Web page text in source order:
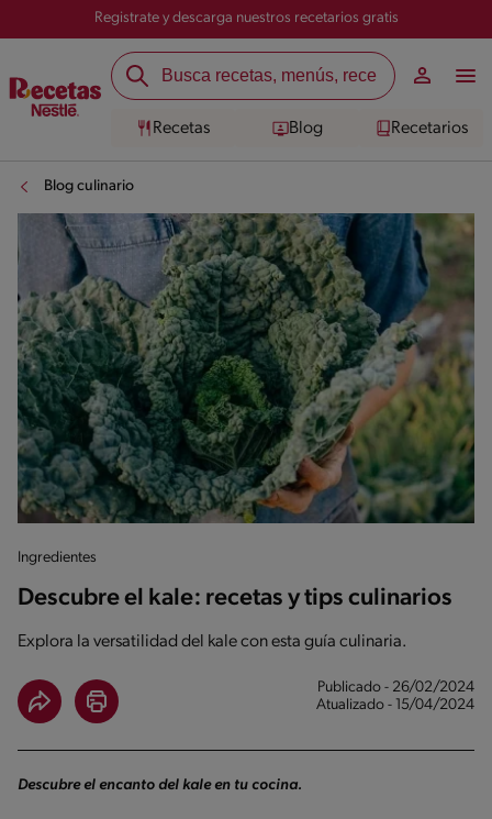
Registrate y descarga nuestros recetarios gratis
Recetas Blog Recetarios
Blog culinario
Ingredientes
Descubre el kale: recetas y tips culinarios
Explora la versatilidad del kale con esta guía culinaria.
Publicado - 26/02/2024
Atualizado - 15/04/2024
Descubre el encanto del kale en tu cocina.